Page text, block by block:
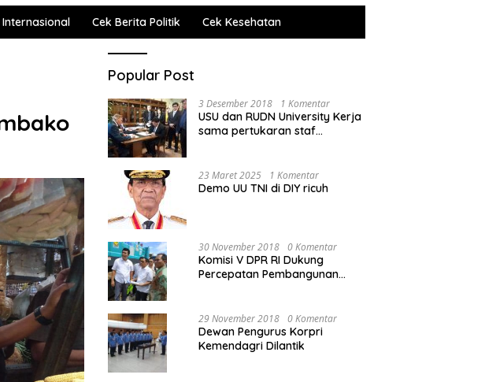
Cek Berita Politik Cek Kesehatan
Popular Post
3 Desember 2018 1 Komentar
USU dan RUDN University Kerja
sama pertukaran staf
23 Maret 2025 1 Komentar
Demo UU TNI di DIY ricuh
30 November 2018 0 Komentar
Komisi V DPR RI Dukung
Percepatan Pembangunan
29 November 2018 0 Komentar
Dewan Pengurus Korpri
Kemendagri Dilantik